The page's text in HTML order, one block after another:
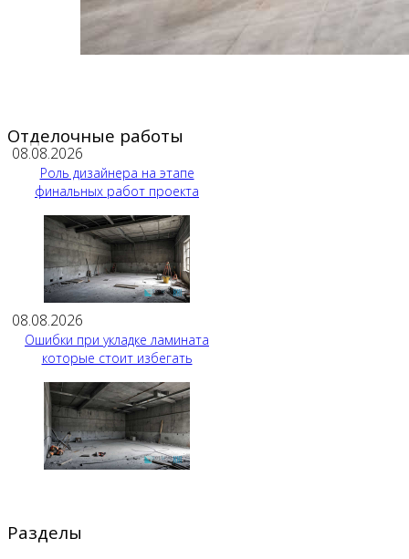
Отделочные работы
08.08.2026
Роль дизайнера на этапе
финальных работ проекта
08.08.2026
Ошибки при укладке ламината
которые стоит избегать
Разделы